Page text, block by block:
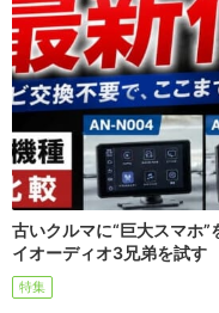
古いクルマに“巨大スマホ
イオーディオ3兄弟を試す
特集